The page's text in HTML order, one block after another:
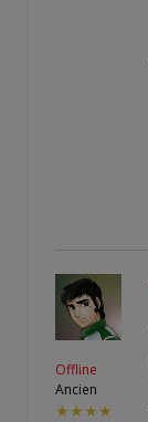
Offline
Ancien
★★★★